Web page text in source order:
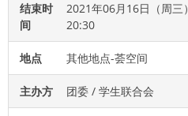
结束时
间
2021年06月16日（周三）
20:30
地点 其他地点-荟空间
主办方 团委 / 学生联合会